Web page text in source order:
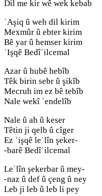
Dil me kir wê wek kebab
ˈAşiq û weh dil kirim
Mexmûr û ebter kirim
Bê yar û hemser kirim
ˈIşqê Bedîˈilcemal
Azar û hubê hebîb
Têk birin sebr û şikîb
Mecruh im ez bê tebîb
Nale wekî ˈendelîb
Nale û ah û keser
Têtin ji qelb û cîger
Ez ˈişqê leˈlîn şeker-
-barê Bedîˈilcemal
Leˈlîn şekerbar û mey-
-naz û def û çeng û ney
Leb ji leb û leb li pey